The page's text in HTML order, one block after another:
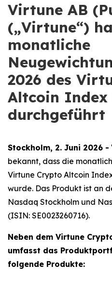
Virtune AB
(„Virtune“)
monatliche
2026 des
Altcoin Index
durchgeführt
Stockholm, 2. Juni 2026 -
bekannt, dass die
Virtune Crypto Altcoin
wurde. Das Produkt ist an
Nasdaq Stockholm und
(ISIN: SE0023260716).
Neben dem Virtune
umfasst das
folgende Produkte: